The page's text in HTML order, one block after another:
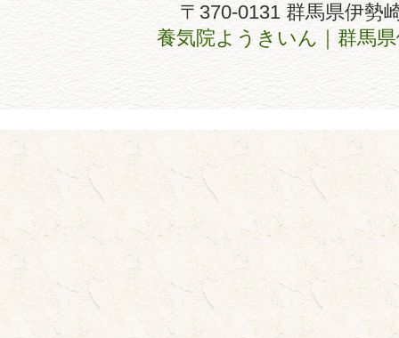
〒370-0131 群馬県伊勢
養気院ようきいん｜群馬